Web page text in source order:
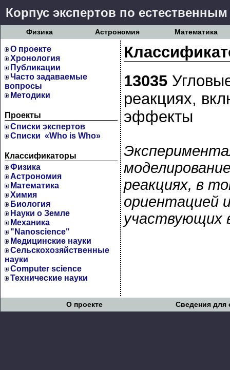
Корпус экспертов по
Физика Астрономия Математика
О проекте
Хронология
Публикации
Часто задаваемые
вопросы
Методики
Проекты
Cписки экспертов
Списки «Who is Who»
Классификаторы
Физика
Астрономия
Математика
Химия
Биология
Науки о Земле
Механика
"Nanoscience"
Медицинские науки
Сельскохозяйственные
науки
Computer science
Технические науки
13035
реакциях,
эффекты
реакциях, в
ориентацией
участвующих
О проекте Сведения для